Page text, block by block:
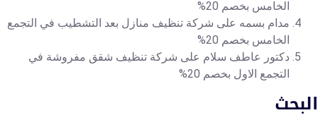
الخامس بخصم 20%
مدام بسمهعلى شركة تنظيف منازل بعد التشطيب في التجمع
الخامس بخصم 20%
دكتور عاطف سلامعلى شركة تنظيف شقق مفروشة في
التجمع الاول بخصم 20%